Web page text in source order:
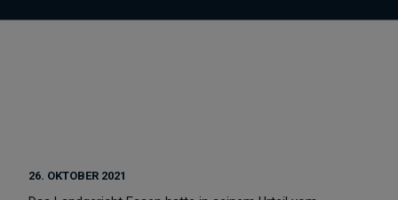
26. OKTOBER 2021